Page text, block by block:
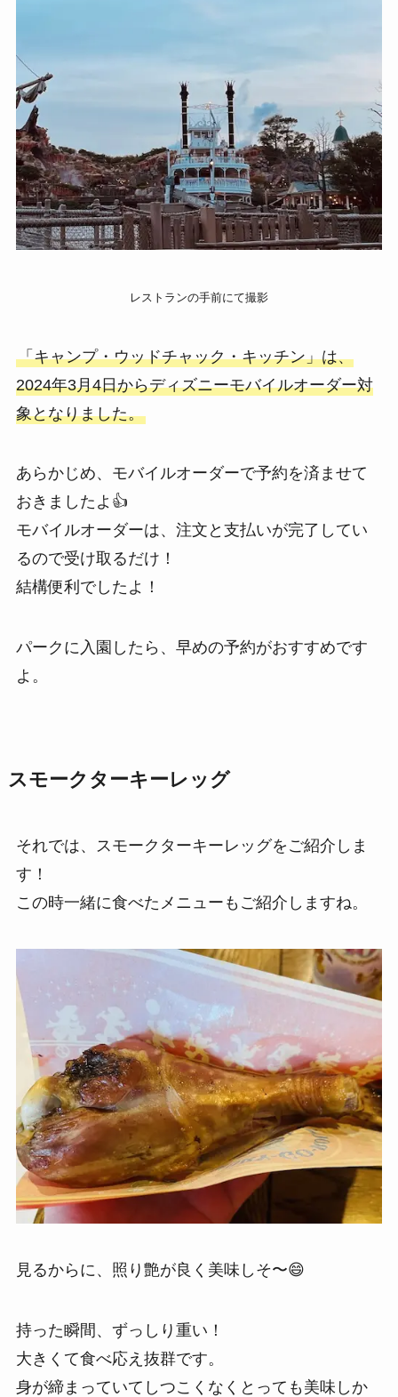
レストランの手前にて撮影
「キャンプ・ウッドチャック・キッチン」は、
2024年3月4日からディズニーモバイルオーダー対
象となりました。
あらかじめ、モバイルオーダーで予約を済ませて
おきましたよ👍
モバイルオーダーは、注文と支払いが完了してい
るので受け取るだけ！
結構便利でしたよ！
パークに入園したら、早めの予約がおすすめです
よ。
スモークターキーレッグ
それでは、スモークターキーレッグをご紹介しま
す！
この時一緒に食べたメニューもご紹介しますね。
見るからに、照り艶が良く美味しそ〜😄
持った瞬間、ずっしり重い！
大きくて食べ応え抜群です。
身が締まっていてしつこくなくとっても美味しか